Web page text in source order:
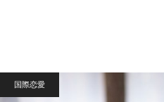
国際恋愛